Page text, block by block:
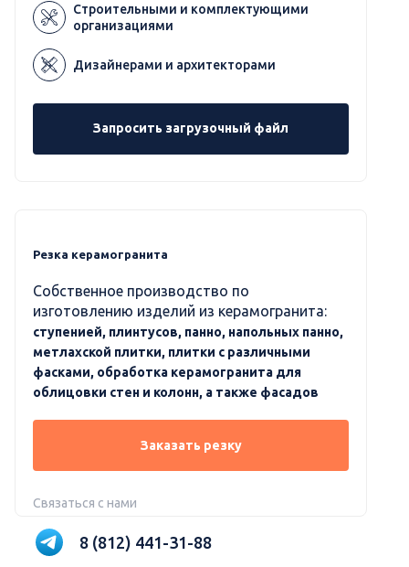
Строительными и комплектующими
организациями
Дизайнерами и архитекторами
Запросить загрузочный файл
Резка керамогранита
Собственное производство по
изготовлению изделий из керамогранита:
ступенией, плинтусов, панно, напольных панно,
метлахской плитки, плитки с различными
фасками, обработка керамогранита для
облицовки стен и колонн, а также фасадов
Заказать резку
Связаться с нами
8 (812) 441-31-88